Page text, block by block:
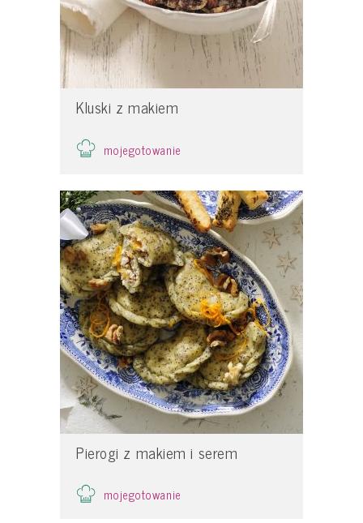
Kluski z makiem
mojegotowanie
Pierogi z makiem i serem
mojegotowanie